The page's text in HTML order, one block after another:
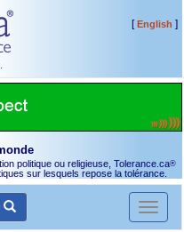
[English ]
politique ou religieuse, Tolerance.ca®
sur lesquels repose la tolérance.
Toggle